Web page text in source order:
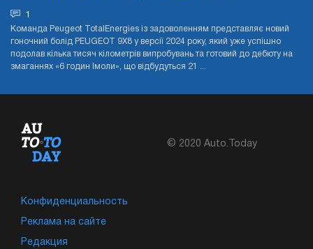
1
Команда Peugeot TotalEnergies із задоволенням представляє новий
гоночний болід PEUGEOT 9X8 у версії 2024 року, який уже успішно
подолав кілька тисяч кілометрів випробувань та готовий до дебюту на
змаганнях «6 годин Імоли», що відбудуться 21 ...
© 2020 Auto.Today
Конфиденциальность
Реклама на сайте
Редакция